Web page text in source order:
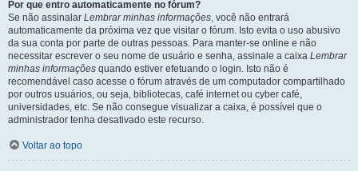
Por que entro automaticamente no fórum?
Se não assinalar Lembrar minhas informações, você não entrará
automaticamente da próxima vez que visitar o fórum. Isto evita o uso abusivo
da sua conta por parte de outras pessoas. Para manter-se online e não
necessitar escrever o seu nome de usuário e senha, assinale a caixa Lembrar
minhas informações quando estiver efetuando o login. Isto não é
recomendável caso acesse o fórum através de um computador compartilhado
por outros usuários, ou seja, bibliotecas, café internet ou cyber café,
universidades, etc. Se não consegue visualizar a caixa, é possível que o
administrador tenha desativado este recurso.
Voltar ao topo